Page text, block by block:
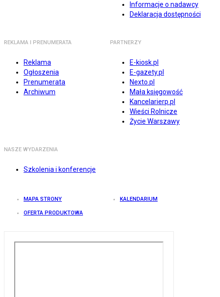
Informacje o nadawcy
Deklaracja dostępności
REKLAMA I PRENUMERATA
Reklama
Ogłoszenia
Prenumerata
Archiwum
PARTNERZY
E-kiosk.pl
E-gazety.pl
Nexto.pl
Mała księgowość
Kancelarierp.pl
Wieści Rolnicze
Życie Warszawy
NASZE WYDARZENIA
Szkolenia i konferencje
MAPA STRONY KALENDARIUM
OFERTA PRODUKTOWA